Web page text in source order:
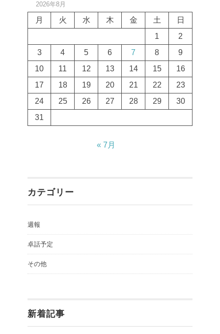
2026年8月
月 火 水 木 金 土
日
1
2
3
4 5 6 7 8
9
10
11 12 13 14 15
16
17
18 19 20 21 22
23
24
25 26 27 28 29
30
31
« 7月
カテゴリー
週報
卓話予定
その他
新着記事